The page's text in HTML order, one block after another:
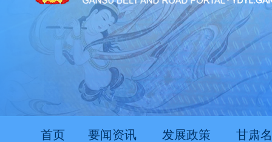
首页 要闻资讯 发展政策 甘肃